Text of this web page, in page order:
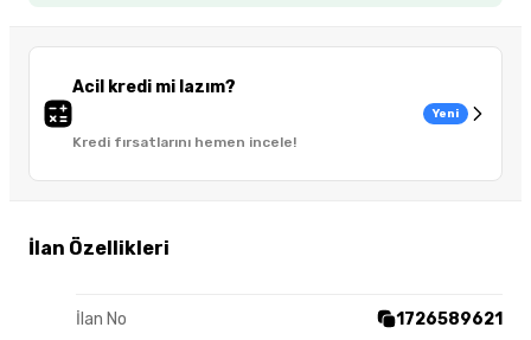
Acil kredi mi lazım?
Kredi fırsatlarını hemen incele!
Yeni
İlan Özellikleri
İlan No 1726589621